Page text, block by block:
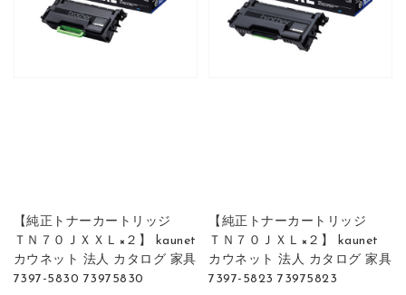
【純正トナーカートリッジ
ＴＮ７０ＪＸＸＬ×２】 kaunet
カウネット 法人 カタログ 家具
7397-5830 73975830
【純正トナーカートリッジ
ＴＮ７０ＪＸＬ×２】 kaunet
カウネット 法人 カタログ 家具
7397-5823 73975823